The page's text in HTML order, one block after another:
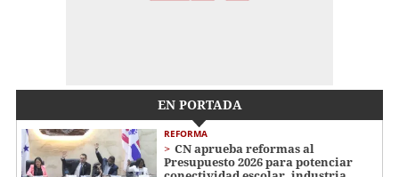
EN PORTADA
REFORMA
CN aprueba reformas al
Presupuesto 2026 para potenciar